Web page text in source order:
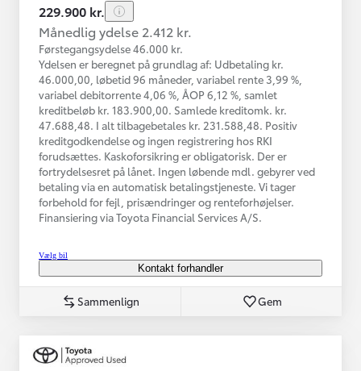
229.900 kr.
Månedlig ydelse 2.412 kr.
Førstegangsydelse 46.000 kr.
Ydelsen er beregnet på grundlag af: Udbetaling kr.
46.000,00, løbetid 96 måneder, variabel rente 3,99 %,
variabel debitorrente 4,06 %, ÅOP 6,12 %, samlet
kreditbeløb kr. 183.900,00. Samlede kreditomk. kr.
47.688,48. I alt tilbagebetales kr. 231.588,48. Positiv
kreditgodkendelse og ingen registrering hos RKI
forudsættes. Kaskoforsikring er obligatorisk. Der er
fortrydelsesret på lånet. Ingen løbende mdl. gebyrer ved
betaling via en automatisk betalingstjeneste. Vi tager
forbehold for fejl, prisændringer og renteforhøjelser.
Finansiering via Toyota Financial Services A/S.
Vælg bil
Kontakt forhandler
Sammenlign Gem